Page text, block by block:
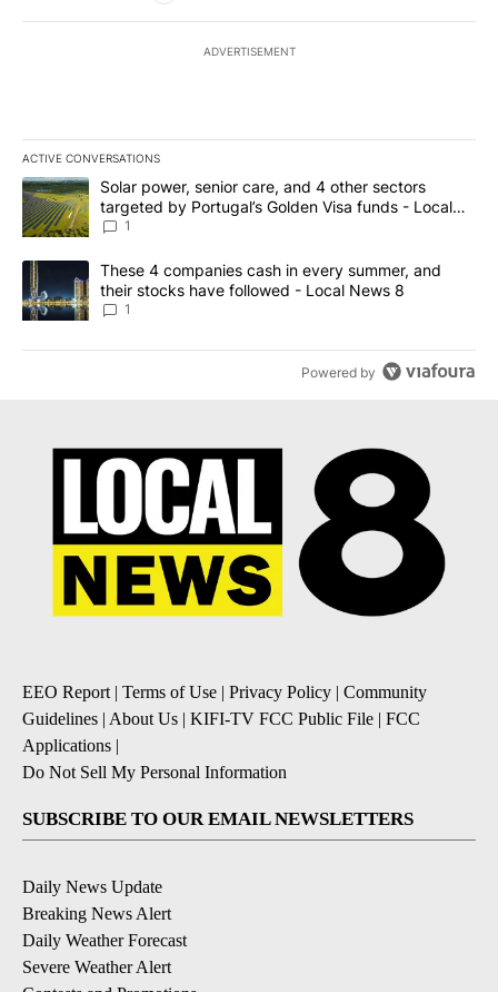
ADVERTISEMENT
ACTIVE CONVERSATIONS
The following is a list of the most commented articles in the last
A trending article titled "Solar power, senior care, and 4 other
Solar power, senior care, and 4 other sectors
targeted by Portugal’s Golden Visa funds - Local
News 8
1
A trending article titled "These 4 companies cash in every
These 4 companies cash in every summer, and
their stocks have followed - Local News 8
1
Powered by
EEO Report | Terms of Use | Privacy Policy | Community
Guidelines | About Us | KIFI-TV FCC Public File | FCC
Applications |
Do Not Sell My Personal Information
SUBSCRIBE TO OUR EMAIL NEWSLETTERS
Daily News Update
Breaking News Alert
Daily Weather Forecast
Severe Weather Alert